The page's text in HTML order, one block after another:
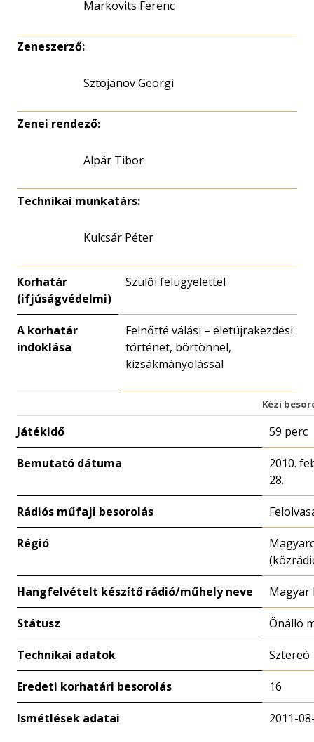
Markovits Ferenc
Zeneszerző:
Sztojanov Georgi
Zenei rendező:
Alpár Tibor
Technikai munkatárs:
Kulcsár Péter
Korhatár
(ifjúságvédelmi)
Szülői felügyelettel
A korhatár
indoklása
Felnőtté válási – életújrakezdési
történet, börtönnel,
kizsákmányolással
Kézi
Játékidő 59 perc
Bemutató dátuma
2010.
28.
Rádiós műfaji besorolás
Régió
Hangfelvételt készítő rádió/műhely neve Magyar
Státusz Önálló
Technikai adatok Sztereó
Eredeti korhatári besorolás 16
Ismétlések adatai 2011-